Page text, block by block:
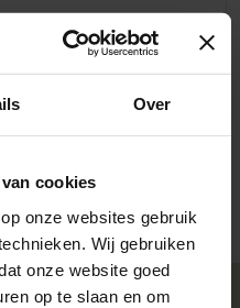
Over
cookies
onze websites gebruik
Wij gebruiken
onze website goed
op te slaan en om
gepland.